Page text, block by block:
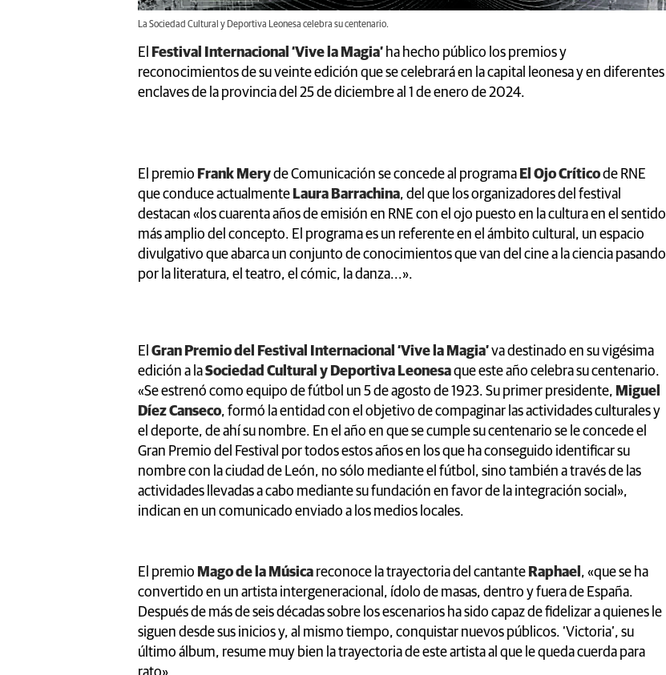
La Sociedad Cultural y Deportiva Leonesa celebra su centenario.
El Festival Internacional ‘Vive la Magia’ ha hecho público los premios y
reconocimientos de su veinte edición que se celebrará en la capital leonesa y en diferentes
enclaves de la provincia del 25 de diciembre al 1 de enero de 2024.
El premio Frank Meryde Comunicación se concede al programa El Ojo Críticode RNE
que conduce actualmente Laura Barrachina, del que los organizadores del festival
destacan «los cuarenta años de emisión en RNE con el ojo puesto en la cultura en el sentido
más amplio del concepto. El programa es un referente en el ámbito cultural, un espacio
divulgativo que abarca un conjunto de conocimientos que van del cine a la ciencia pasando
por la literatura, el teatro, el cómic, la danza...».
El Gran Premio del Festival Internacional ‘Vive la Magia’va destinado en su vigésima
edición a laSociedad Cultural y Deportiva Leonesaque este año celebra su centenario.
«Se estrenó como equipo de fútbol un 5 de agosto de 1923. Su primer presidente, Miguel
Díez Canseco, formó la entidad con el objetivo de compaginar las actividades culturales y
el deporte, de ahí su nombre. En el año en que se cumple su centenario se le concede el
Gran Premio del Festival por todos estos años en los que ha conseguido identificar su
nombre con la ciudad de León, no sólo mediante el fútbol, sino también a través de las
actividades llevadas a cabo mediante su fundación en favor de la integración social»,
indican en un comunicado enviado a los medios locales.
El premio Mago de la Música reconoce la trayectoria del cantante Raphael , «que se ha
convertido en un artista intergeneracional, ídolo de masas, dentro y fuera de España.
Después de más de seis décadas sobre los escenarios ha sido capaz de fidelizar a quienes le
siguen desde sus inicios y, al mismo tiempo, conquistar nuevos públicos. ‘Victoria’, su
último álbum, resume muy bien la trayectoria de este artista al que le queda cuerda para